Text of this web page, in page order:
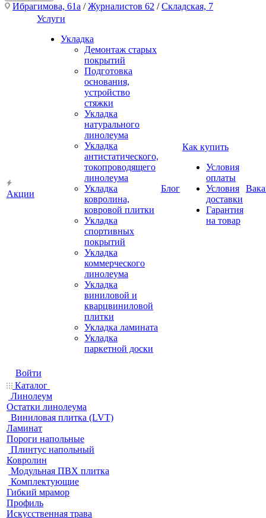
Ибрагимова, 61а /Журналистов 62 /Складская, 7
Акции
Услуги
Укладка
Демонтаж старых
покрытий
Подготовка
основания,
устройство
стяжки
Укладка
натурального
линолеума
Укладка
антистатического,
токопроводящего
линолеума
Укладка
ковролина,
ковровой плитки
Укладка
спортивных
покрытий
Укладка
коммерческого
линолеума
Укладка
виниловой и
кварцвиниловой
плитки
Укладка ламината
Укладка
паркетной доски
Блог
Как купить
Условия
оплаты
Условия
доставки
Гарантия
на товар
Войти
Каталог
Линолеум
Остатки линолеума
Виниловая плитка (LVT)
Ламинат
Пороги напольные
Плинтус напольный
Ковролин
Модульная ПВХ плитка
Комплектующие
Гибкий мрамор
Профиль
Искусственная трава